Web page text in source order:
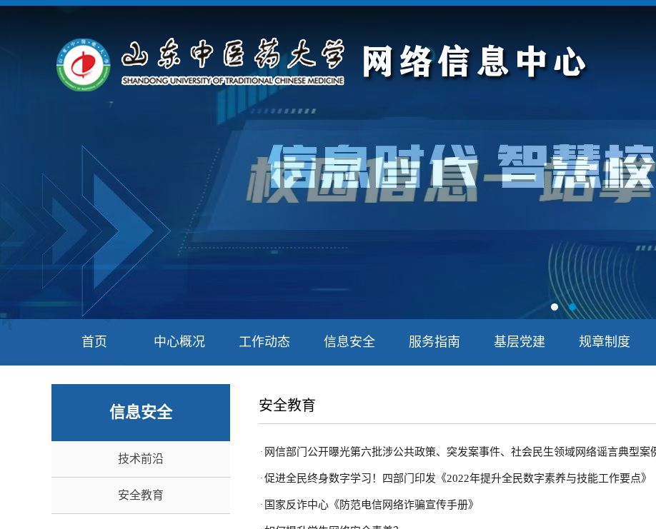
首页 中心概况 工作动态 信息安全 服务指南 基层党建 规章制度
信息安全
技术前沿
安全教育
安全教育
· 网信部门公开曝光第六批涉公共政策、突发案事件、社会民生领域网络谣言典型案
· 促进全民终身数字学习！四部门印发《2022年提升全民数字素养与技能工作要点》
· 国家反诈中心《防范电信网络诈骗宣传手册》